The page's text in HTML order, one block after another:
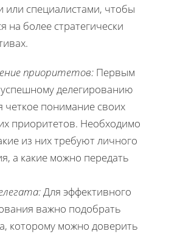
или специалистами, чтобы
на более стратегически
приоритетов: Первым
делегированию
четкое понимание своих
приоритетов. Необходимо
из них требуют личного
а какие можно передать
Для эффективного
важно подобрать
которому можно доверить